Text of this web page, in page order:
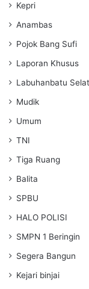
Kepri
Anambas
Pojok Bang Sufi
Laporan Khusus
Labuhanbatu
Mudik
Umum
TNI
Tiga Ruang
Balita
SPBU
HALO POLISI
SMPN 1 Beringin
Segera Bangun
Kejari binjai